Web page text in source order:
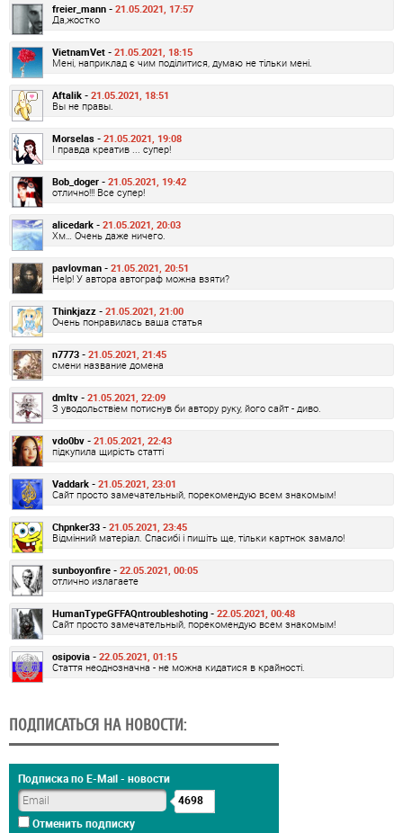
freier_mann - 21.05.2021, 17:57
Да,жостко
VietnamVet - 21.05.2021, 18:15
Мені, наприклад є чим поділитися, думаю не тільки мені.
Aftalik - 21.05.2021, 18:51
Вы не правы.
Morselas - 21.05.2021, 19:08
І правда креатив ... супер!
Bob_doger - 21.05.2021, 19:42
отлично!!! Все супер!
alicedark - 21.05.2021, 20:03
Хм… Очень даже ничего.
pavlovman - 21.05.2021, 20:51
Help! У автора автограф можна взяти?
Thinkjazz - 21.05.2021, 21:00
Очень понравилась ваша статья
n7773 - 21.05.2021, 21:45
смени название домена
dmltv - 21.05.2021, 22:09
З уводольствіем потиснув би автору руку, його сайт - диво.
vdo0bv - 21.05.2021, 22:43
підкупила щирість статті
Vaddark - 21.05.2021, 23:01
Сайт просто замечательный, порекомендую всем знакомым!
Chpnker33 - 21.05.2021, 23:45
Відмінний матеріал. Спасибі і пишіть ще, тільки картнок замало!
sunboyonfire - 22.05.2021, 00:05
отлично излагаете
HumanTypeGFFAQntroubleshoting - 22.05.2021, 00:48
Сайт просто замечательный, порекомендую всем знакомым!
osipovia - 22.05.2021, 01:15
Стаття неоднозначна - не можна кидатися в крайності.
ПОДПИСАТЬСЯ НА НОВОСТИ:
Подписка по E-Mail - новости
4698
Отменить подписку